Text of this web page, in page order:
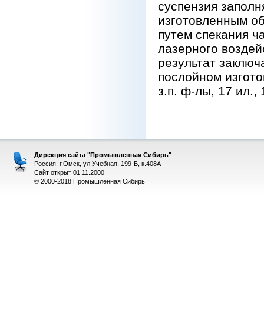
суспензия
изготовленным
путем спекания
лазерного
результат
послойном
з.п. ф-лы, 17 ил.,
Дирекция сайта "Промышленная Сибирь"
Россия, г.Омск, ул.Учебная, 199-Б, к.408А
Сайт открыт 01.11.2000
© 2000-2018 Промышленная Сибирь